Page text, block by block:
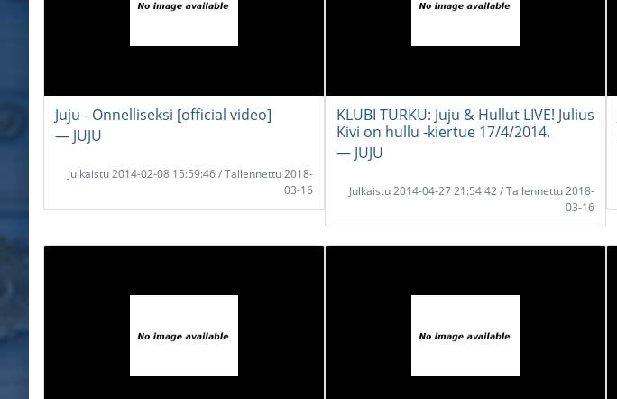
Juju - Onnelliseksi [official video]
― JUJU
Julkaistu 2014-02-08 15:59:46 / Tallennettu 2018-
03-16
KLUBI TURKU: Juju & Hullut LIVE! Julius
Kivi on hullu -kiertue 17/4/2014.
― JUJU
Julkaistu 2014-04-27 21:54:42 / Tallennettu 2018-
03-16